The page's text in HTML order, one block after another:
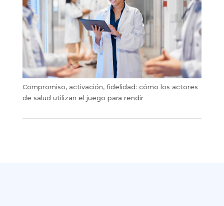
Compromiso, activación, fidelidad: cómo los actores
de salud utilizan el juego para rendir